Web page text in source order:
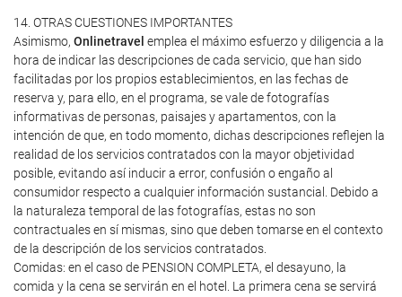
14. OTRAS CUESTIONES IMPORTANTES
Asimismo, Onlinetravel emplea el máximo esfuerzo y diligencia a la
hora de indicar las descripciones de cada servicio, que han sido
facilitadas por los propios establecimientos, en las fechas de
reserva y, para ello, en el programa, se vale de fotografías
informativas de personas, paisajes y apartamentos, con la
intención de que, en todo momento, dichas descripciones reflejen la
realidad de los servicios contratados con la mayor objetividad
posible, evitando así inducir a error, confusión o engaño al
consumidor respecto a cualquier información sustancial. Debido a
la naturaleza temporal de las fotografías, estas no son
contractuales en sí mismas, sino que deben tomarse en el contexto
de la descripción de los servicios contratados.
Comidas: en el caso de PENSION COMPLETA, el desayuno, la
comida y la cena se servirán en el hotel. La primera cena se servirá